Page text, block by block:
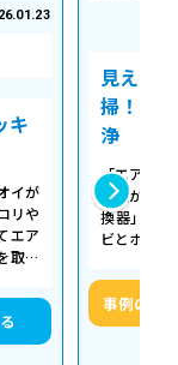
キ
イが
リや
エア
取り
見えな
掃！空
浄
「エアコ
た気がす
換器」の
ビとホコ
事例の詳